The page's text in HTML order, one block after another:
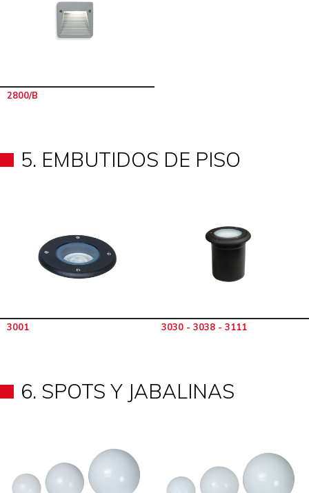
2800/B
5. EMBUTIDOS DE PISO
3001 3030 - 3038 - 3111
6. SPOTS Y JABALINAS